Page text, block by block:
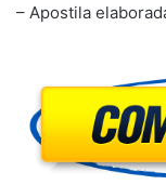
– Apostila